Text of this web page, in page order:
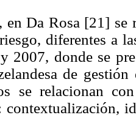
en Da Rosa [21] se
diferentes a
2007, donde se
de
se relacionan
contextualización,